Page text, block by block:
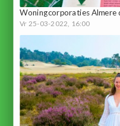
Woningcorporaties Almere
Vr 25-03-2022, 16:00